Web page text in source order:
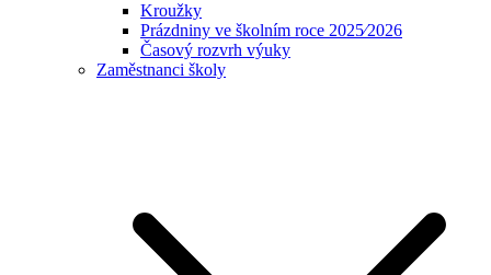
Kroužky
Prázdniny ve školním roce 2025⁄2026
Časový rozvrh výuky
Zaměstnanci školy